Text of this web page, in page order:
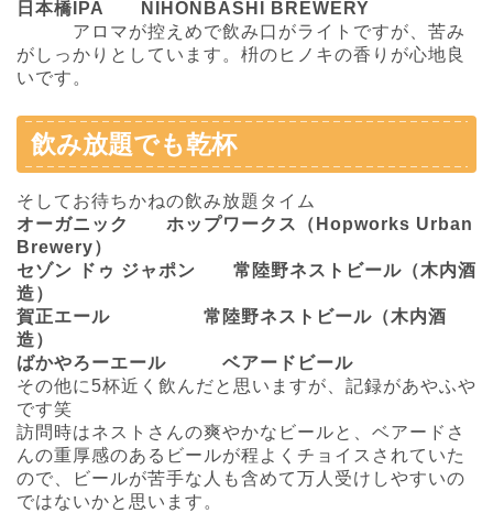
日本橋IPA NIHONBASHI BREWERY
アロマが控えめで飲み口がライトですが、苦み
がしっかりとしています。枡のヒノキの香りが心地良
いです。
飲み放題でも乾杯
そしてお待ちかねの飲み放題タイム
オーガニック ホップワークス（Hopworks Urban
Brewery）
セゾン ドゥ ジャポン 常陸野ネストビール（木内酒
造）
賀正エール 常陸野ネストビール（木内酒
造）
ばかやろーエール ベアードビール
その他に5杯近く飲んだと思いますが、記録があやふや
です笑
訪問時はネストさんの爽やかなビールと、ベアードさ
んの重厚感のあるビールが程よくチョイスされていた
ので、ビールが苦手な人も含めて万人受けしやすいの
ではないかと思います。